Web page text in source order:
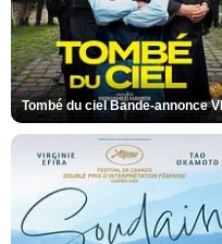
Tombé du ciel Bande-annonce